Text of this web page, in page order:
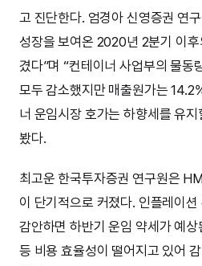
고 진단한다. 엄경아 신영증권 연
성장을 보여온 2020년 2분기 이
겼다”며 “컨테이너 사업부의 물동
모두 감소했지만 매출원가는
너 운임시장 호가는 하향세를 유
봤다.
최고운 한국투자증권 연구원은
이 단기적으로 커졌다. 인플레이
감안하면 하반기 운임 약세가 예
등 비용 효율성이 떨어지고 있어